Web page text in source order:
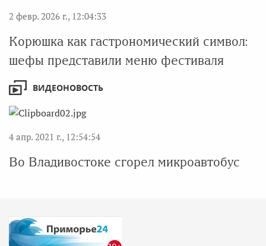
2 февр. 2026 г., 12:04:33
Корюшка как гастрономический символ:
шефы представили меню фестиваля
ВИДЕОНОВОСТЬ
4 апр. 2021 г., 12:54:54
Во Владивостоке сгорел микроавтобус